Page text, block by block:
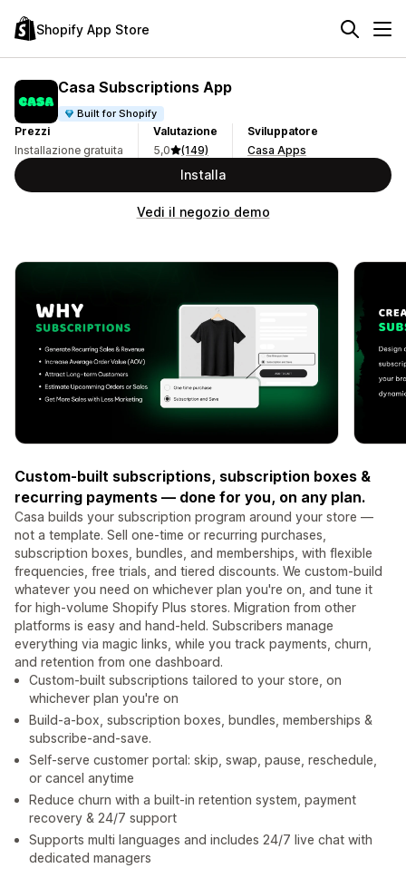
Shopify App Store
Casa Subscriptions App
Built for Shopify
Prezzi
Installazione gratuita
Valutazione
5,0
(149)
Sviluppatore
Casa Apps
Installa
Vedi il negozio demo
Custom-built subscriptions, subscription boxes &
recurring payments — done for you, on any plan.
Casa builds your subscription program around your store —
not a template. Sell one-time or recurring purchases,
subscription boxes, bundles, and memberships, with flexible
frequencies, free trials, and tiered discounts. We custom-build
whatever you need on whichever plan you're on, and tune it
for high-volume Shopify Plus stores. Migration from other
platforms is easy and hand-held. Subscribers manage
everything via magic links, while you track payments, churn,
and retention from one dashboard.
Custom-built subscriptions tailored to your store, on
whichever plan you're on
Build-a-box, subscription boxes, bundles, memberships &
subscribe-and-save.
Self-serve customer portal: skip, swap, pause, reschedule,
or cancel anytime
Reduce churn with a built-in retention system, payment
recovery & 24/7 support
Supports multi languages and includes 24/7 live chat with
dedicated managers